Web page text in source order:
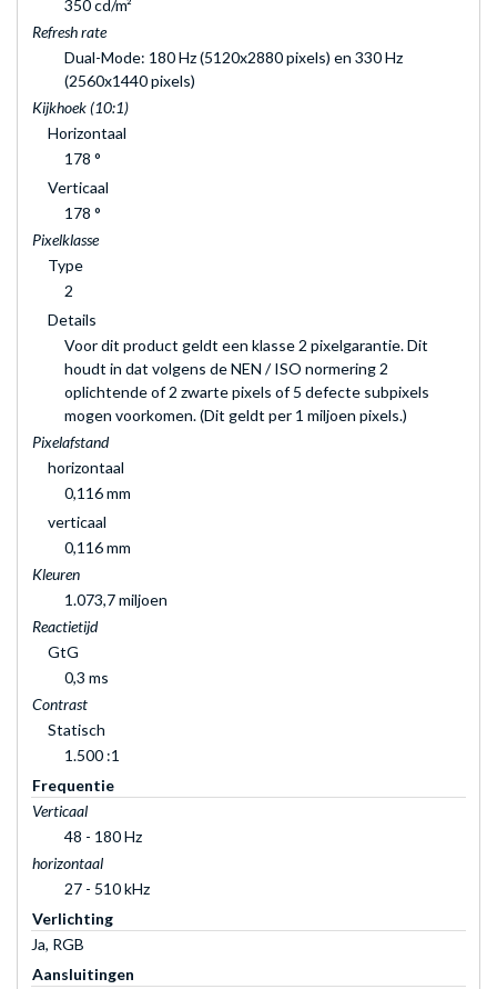
350 cd/m²
Refresh rate
Dual-Mode: 180 Hz (5120x2880 pixels) en 330 Hz
(2560x1440 pixels)
Kijkhoek (10:1)
Horizontaal
178 °
Verticaal
178 °
Pixelklasse
Type
2
Details
Voor dit product geldt een klasse 2 pixelgarantie. Dit
houdt in dat volgens de NEN / ISO normering 2
oplichtende of 2 zwarte pixels of 5 defecte subpixels
mogen voorkomen. (Dit geldt per 1 miljoen pixels.)
Pixelafstand
horizontaal
0,116 mm
verticaal
0,116 mm
Kleuren
1.073,7 miljoen
Reactietijd
GtG
0,3 ms
Contrast
Statisch
1.500 :1
Frequentie
Verticaal
48 - 180 Hz
horizontaal
27 - 510 kHz
Verlichting
Ja, RGB
Aansluitingen